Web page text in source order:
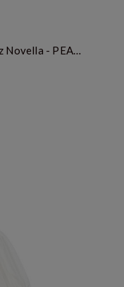
Konges Slojd - Wełniany płaszcz Novella - PEACH WHIP